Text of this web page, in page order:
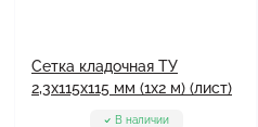
Сетка кладочная ТУ
2,3x115x115 мм (1x2 м) (лист)
В наличии